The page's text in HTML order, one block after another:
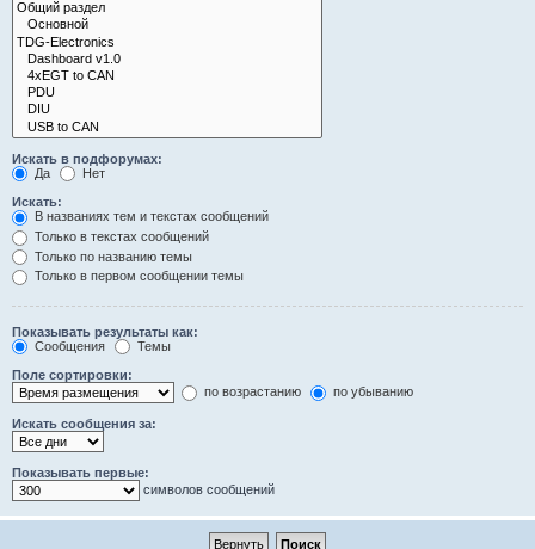
Искать в подфорумах:
Да
Нет
Искать:
В названиях тем и текстах сообщений
Только в текстах сообщений
Только по названию темы
Только в первом сообщении темы
Показывать результаты как:
Сообщения
Темы
Поле сортировки:
по возрастанию
по убыванию
Искать сообщения за:
Показывать первые:
символов сообщений